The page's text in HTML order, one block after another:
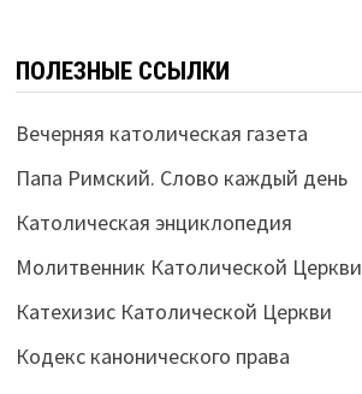
ПОЛЕЗНЫЕ ССЫЛКИ
Вечерняя католическая газета
Папа Римский. Слово каждый день
Католическая энциклопедия
Молитвенник Католической Церкви
Катехизис Католической Церкви
Кодекс канонического права